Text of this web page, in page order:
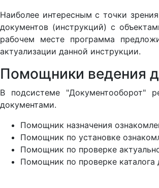
Наиболее интересным с точки
документов (инструкций) с
рабочем месте программа
актуализации данной инструкции.
Помощники ведения
В подсистеме "Документооборот"
документами.
Помощник назначения
Помощник по установке
Помощник по проверке
Помощник по проверке каталога